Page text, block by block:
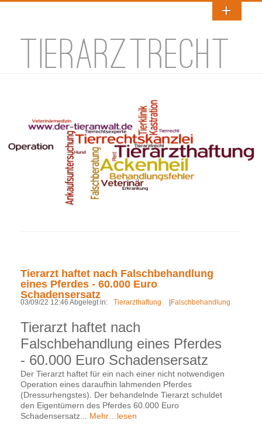
TIERARZTRECHT
Tierarzt haftet nach Falschbehandlung
eines Pferdes - 60.000 Euro
Schadensersatz
03/09/22 12:46 Abgelegt in: Tierarzthaftung |Falschbehandlung
Tierarzt haftet nach
Falschbehandlung eines Pferdes
- 60.000 Euro Schadensersatz
Der Tierarzt haftet für ein nach einer nicht notwendigen
Operation eines daraufhin lahmenden Pferdes
(Dressurhengstes). Der behandelnde Tierarzt schuldet
den Eigentümern des Pferdes 60.000 Euro
Schadensersatz...
Mehr…lesen